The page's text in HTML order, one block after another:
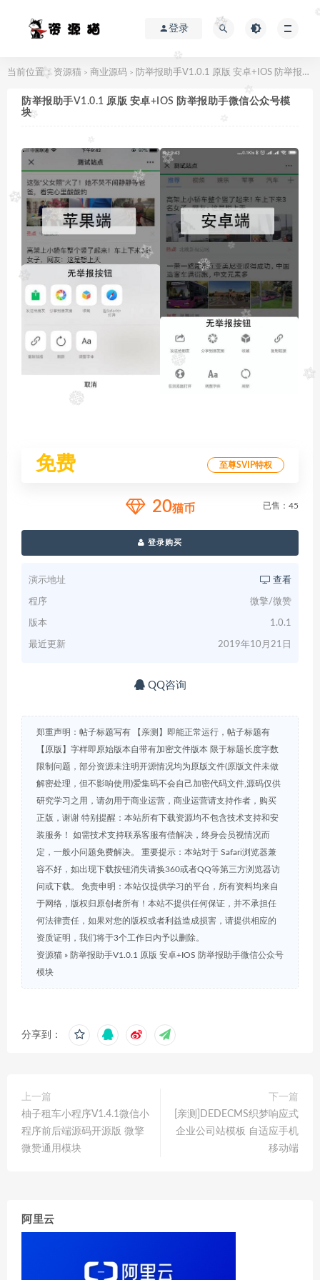
登录
当前位置： 资源猫 > 商业源码 > 防举报助手V1.0.1 原版 安卓+IOS 防举报助手微信公众号模块
防举报助手V1.0.1 原版 安卓+IOS 防举报助手微信公众号模
块
免费 至尊SVIP特权
20猫币 已售：45
登录购买
演示地址 查看
程序 微擎/微赞
版本 1.0.1
最近更新 2019年10月21日
QQ咨询
郑重声明：帖子标题写有 【亲测】即能正常运行，帖子标题有
【原版】字样即原始版本自带有加密文件版本 限于标题长度字数
限制问题，部分资源未注明开源情况均为原版文件(原版文件未做
解密处理，但不影响使用)爱集码不会自己加密代码文件,源码仅供
研究学习之用，请勿用于商业运营，商业运营请支持作者，购买
正版，谢谢 特别提醒：本站所有下载资源均不包含技术支持和安
装服务！ 如需技术支持联系客服有偿解决，终身会员视情况而
定，一般小问题免费解决。 重要提示：本站对于 Safari浏览器兼
容不好，如出现下载按钮消失请换360或者QQ等第三方浏览器访
问或下载。 免责申明：本站仅提供学习的平台，所有资料均来自
于网络，版权归原创者所有！本站不提供任何保证，并不承担任
何法律责任，如果对您的版权或者利益造成损害，请提供相应的
资质证明，我们将于3个工作日内予以删除。
资源猫 » 防举报助手V1.0.1 原版 安卓+IOS 防举报助手微信公众号
模块
分享到：
上一篇
柚子租车小程序V1.4.1微信小
程序前后端源码开源版 微擎
微赞通用模块
下一篇
[亲测]DEDECMS织梦响应式
企业公司站模板 自适应手机
移动端
阿里云